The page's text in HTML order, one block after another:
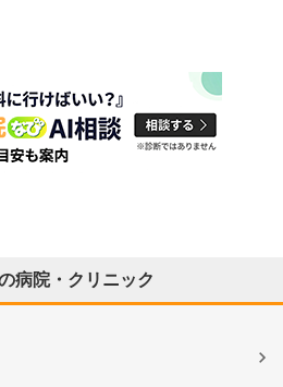
病院・クリニック